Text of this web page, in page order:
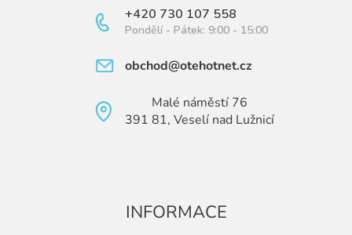
+420 730 107 558
Pondělí - Pátek: 9:00 - 15:00
obchod@otehotnet.cz
Malé náměstí 76
391 81, Veselí nad Lužnicí
INFORMACE